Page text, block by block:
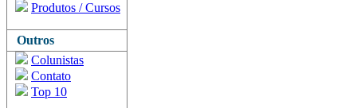
Produtos / Cursos
Outros
Colunistas
Contato
Top 10